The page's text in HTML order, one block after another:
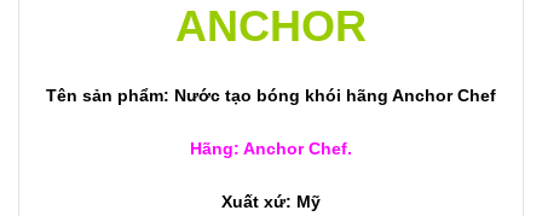
ANCHOR
Tên sản phẩm: Nước tạo bóng khói hãng Anchor Chef
Hãng: Anchor Chef.
Xuất xứ: Mỹ